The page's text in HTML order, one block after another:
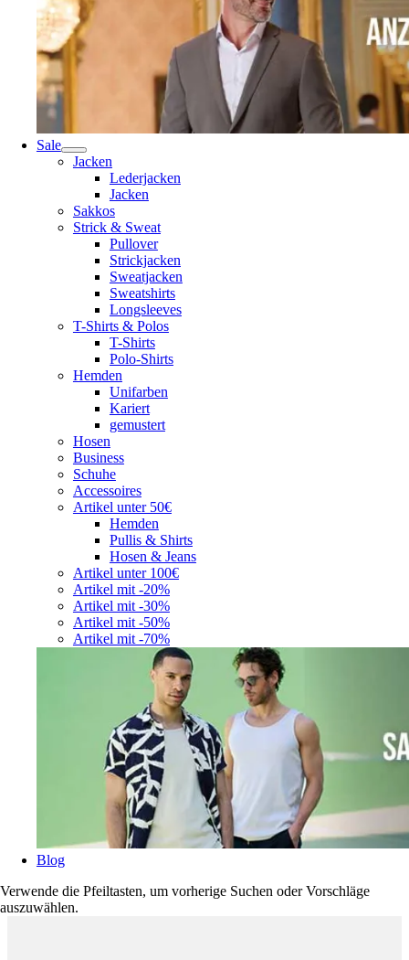
Sale
Jacken
Lederjacken
Jacken
Sakkos
Strick & Sweat
Pullover
Strickjacken
Sweatjacken
Sweatshirts
Longsleeves
T-Shirts & Polos
T-Shirts
Polo-Shirts
Hemden
Unifarben
Kariert
gemustert
Hosen
Business
Schuhe
Accessoires
Artikel unter 50€
Hemden
Pullis & Shirts
Hosen & Jeans
Artikel unter 100€
Artikel mit -20%
Artikel mit -30%
Artikel mit -50%
Artikel mit -70%
Blog
Verwende die Pfeiltasten, um vorherige Suchen oder Vorschläge
auszuwählen.